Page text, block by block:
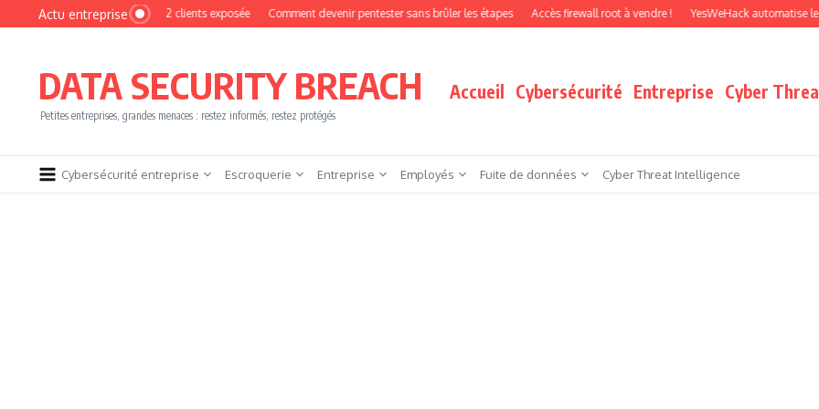
Aller au contenu
Actu entreprise
base de 16 272 clients exposée Comment devenir pentester sans brûler les étapes Accès firewall root à vendre ! YesWeHack automatise le pentest par
DATA SECURITY BREACH
Petites entreprises, grandes menaces : restez informés, restez protégés
Accueil Cybersécurité Entreprise Cyber
Cybersécurité entreprise Escroquerie Entreprise Employés Fuite de données Cyber Threat Intelligence